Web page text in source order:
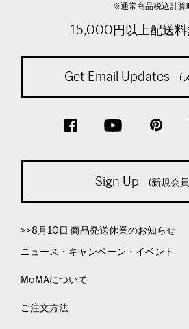
※通常商品税込計算
15,000円以上配送料
Get Email Updates (
Sign Up (新規会
>>8月10日 商品発送休業のお知らせ
ニュース・キャンペーン・イベント
MoMAについて
ご注文方法